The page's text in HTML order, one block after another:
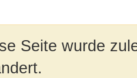
Seite wurde